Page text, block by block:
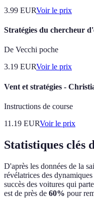
3.99 EURVoir le prix
Stratégies du chercheur
De Vecchi poche
3.19 EURVoir le prix
Vent et stratégies -
Instructions de course
11.19 EURVoir le prix
Statistiques clés
D'après les données de la
révélatrices des
succès des voitures qui
est de près de 60% pour